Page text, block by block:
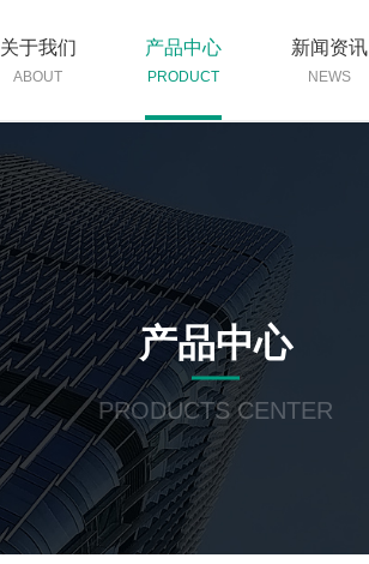
关于我们
ABOUT
产品中心
PRODUCT
新闻资讯
NEWS
产品中心
PRODUCTS CENTER